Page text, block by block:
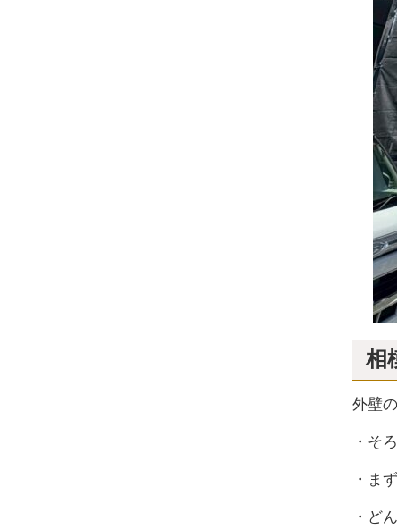
相
外壁
・そ
・ま
・ど